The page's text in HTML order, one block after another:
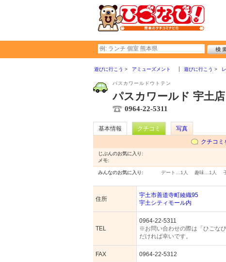
遊びに行こう アミューズメント 遊びに行こう
パスカワールドウトテン
パスカワールド 宇土店
0964-22-5311
基本情報 クチコミ
写真
クチコミ
じぶんのお気に入り:
メモ:
みんなのお気に入り: デート… 1人 趣味… 1人
住所
宇土市善道寺町綾織95
宇土シティモール内
TEL
0964-22-5311
※お問い合わせの際は「ひごな
だければ幸いです。
FAX 0964-22-5312